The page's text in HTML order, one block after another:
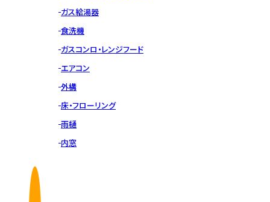
ガス給湯器
食洗機
ガスコンロ・レンジフード
エアコン
外構
床・フローリング
雨樋
内窓